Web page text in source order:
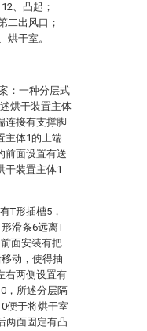
、凸起；
二出风口；
烘干室。
：一种分层式
烘干装置主体
连接有支撑脚
主体1的上端
前面设置有送
干装置主体1
T形插槽5，
滑条6远离T
面安装有把
动，使得抽
右两侧设置有
，所述分层隔
便于将烘干室
两面固定有凸